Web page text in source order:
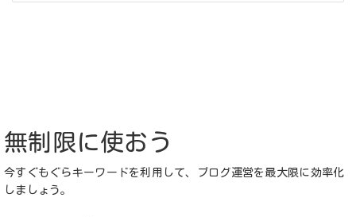
無制限に使おう
今すぐもぐらキーワードを利用して、ブログ運営を最大限に効率化
しましょう。